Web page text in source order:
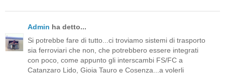
Admin ha detto...
Si potrebbe fare di tutto...ci troviamo sistemi di trasporto
sia ferroviari che non, che potrebbero essere integrati
con poco, come appunto gli interscambi FS/FC a
Catanzaro Lido, Gioia Tauro e Cosenza...a volerli